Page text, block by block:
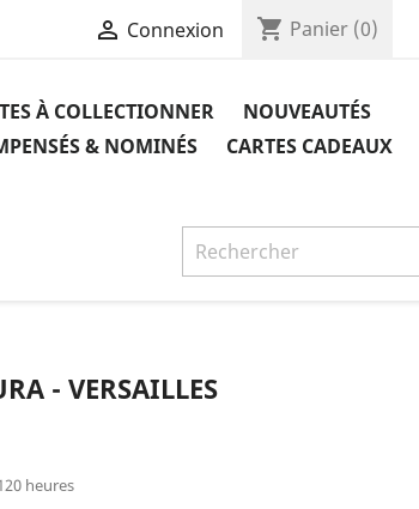
 Connexion shopping_cart Panier (0)
À COLLECTIONNER
NOUVEAUTÉS
& NOMINÉS
CARTES CADEAUX
- VERSAILLES
heures